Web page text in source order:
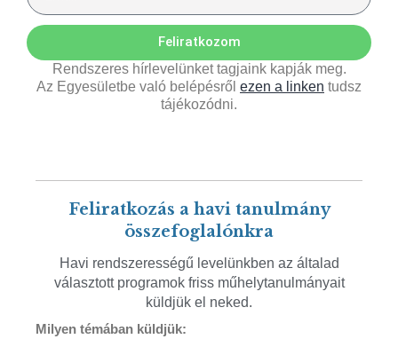
Feliratkozom
Rendszeres hírlevelünket tagjaink kapják meg.
Az Egyesületbe való belépésről ezen a linken tudsz
tájékozódni.
Feliratkozás a havi tanulmány
összefoglalónkra
Havi rendszerességű levelünkben az általad
választott programok friss műhelytanulmányait
küldjük el neked.
Milyen témában küldjük: